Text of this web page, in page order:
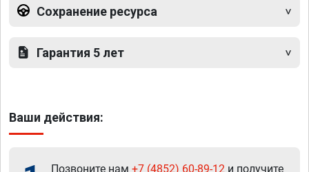
Сохранение ресурса
Гарантия 5 лет
Ваши действия:
Позвоните нам +7 (4852) 60-89-12 и получите